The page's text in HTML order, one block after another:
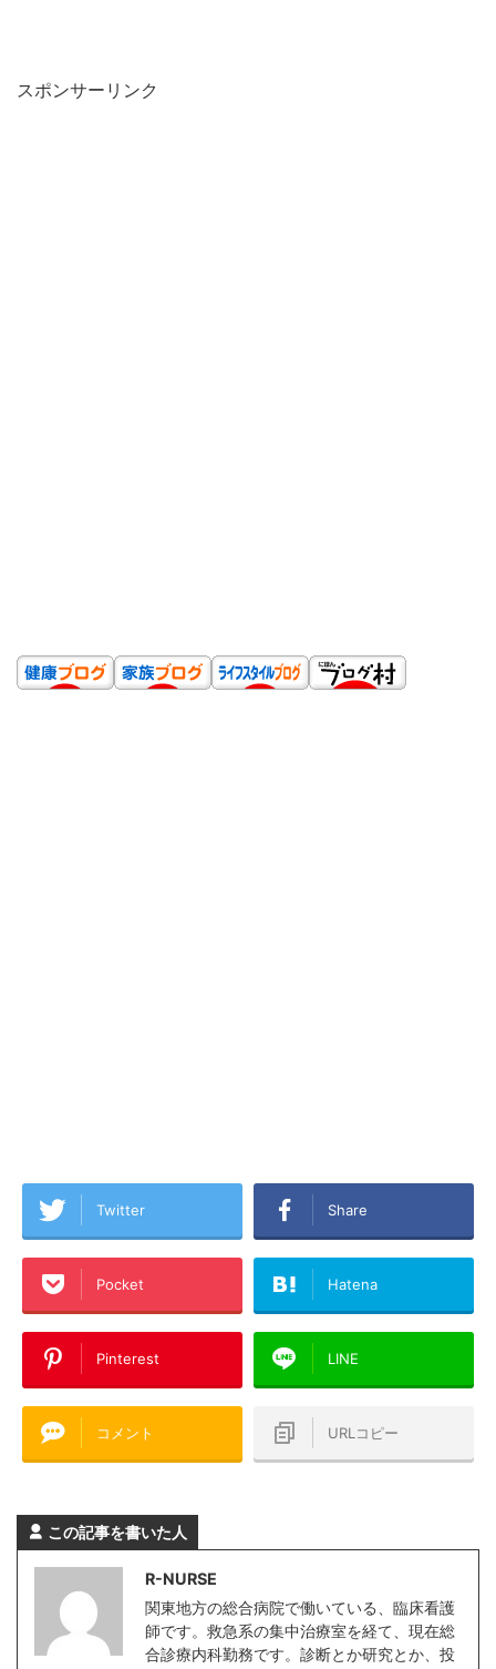
スポンサーリンク
Twitter Share
Pocket Hatena
Pinterest LINE
コメント URLコピー
この記事を書いた人
R-NURSE
関東地方の総合病院で働いている、臨床看護
師です。救急系の集中治療室を経て、現在総
合診療内科勤務です。診断とか研究とか、投